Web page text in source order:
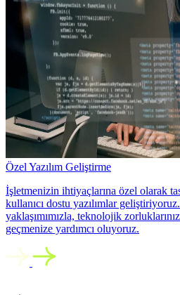
Özel Yazılım Geliştirme
İşletmenizin ihtiyaçlarına özel olarak
kullanıcı dostu yazılımlar
yaklaşımımızla, teknolojik
geçmenize yardımcı oluyoruz.